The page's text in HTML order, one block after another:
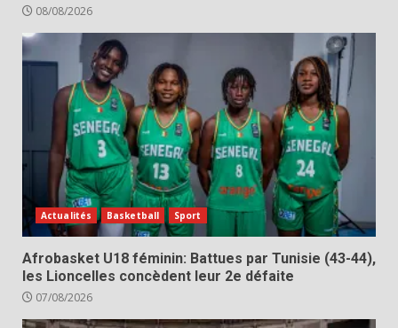
08/08/2026
Actualités Basketball Sport
Afrobasket U18 féminin: Battues par Tunisie (43-44),
les Lioncelles concèdent leur 2e défaite
07/08/2026